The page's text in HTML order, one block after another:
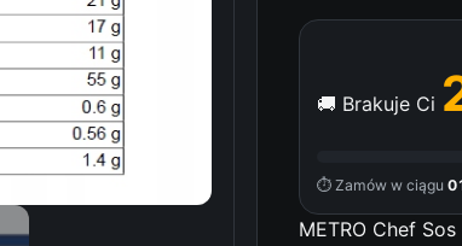
🚚 Brakuje Ci
⏱ Zamów w ciągu
METRO Chef